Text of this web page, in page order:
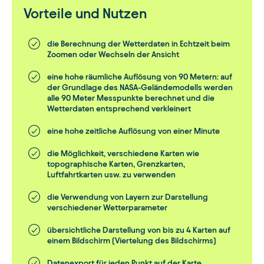
Niederschlagsart
Sonneneinstrahlung
Siehe vollständige Parameterliste
Luftfeuchtigkeit, Wolkenhöhe und mehr.
gleichzeitig erstellt, um die Wetterdaten auch über große
Gebiete hinweg schnell zu visualisieren, einschließlich
kompletten Überblick über das globale wie auch das lokale
Wettergeschehen. Durch die Animationen können Sie auch
die Entwicklung des Wetters im Detail beobachten. Mit
MetX treffen Sie bessere Entscheidungen auf Basis des
Unser Tool ermöglicht hochflexible Wetterkarten.
Durch die Verwendung und Kombination
verschiedener Ebenen können die Benutzer:
nur relevante Wetterparameter anzeigen
und entfernen
Vorteile und Nutzen
die Berechnung der Wetterdaten in Echtzeit beim
Zoomen oder Wechseln der Ansicht
eine hohe räumliche Auflösung von 90 Metern: auf
der Grundlage des NASA-Geländemodells werden
alle 90 Meter Messpunkte berechnet und die
Wetterdaten entsprechend verkleinert
eine hohe zeitliche Auflösung von einer Minute
die Möglichkeit, verschiedene Karten wie
topographische Karten, Grenzkarten,
Luftfahrtkarten usw. zu verwenden
die Verwendung von Layern zur Darstellung
verschiedener Wetterparameter
übersichtliche Darstellung von bis zu 4 Karten auf
einem Bildschirm (Viertelung des Bildschirms)